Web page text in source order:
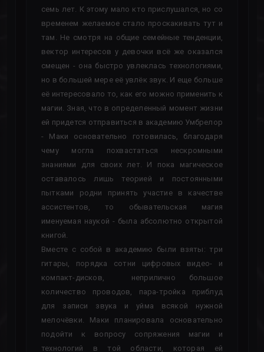
семь лет. К этому мало кто прислушался, но со
временем желаемое стало проскакивать тут и
там. Не смотря на общие семейные тенденции,
вектор интересов у девочки всё же оказался
смещен - она быстро увлеклась технологиями,
но в большей мере её увлёк звук. И еще больше
её интересовало то, как его можно применить к
магии. Зная, что в определенный момент жизни
ей придется отправиться в академию Умбрелор
- Маки основательно готовилась, благодаря
чему могла похвастаться нескромными
знаниями для своих лет. И пока магическое
оставалось лишь теорией и постоянными
пытками родни принять участие в качестве
ассистентов, то обывательская магия
именуемая наукой - была абсолютно открытой
книгой.
Вместе с собой в академию были взяты: три
гитары, порядка сотни цифровых видео- и
компакт-дисков, неприлично большое
количество проводов, пара-тройка приблуд
для записи звука и уйма всякой нужной
мелочёвки. Маки планировала основательно
подойти к вопросу сопряжения магии и
технологий в той области, которая ей